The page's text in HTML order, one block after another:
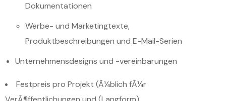
Dokumentationen
Werbe- und Marketingtexte,
Produktbeschreibungen und E-Mail-Serien
Unternehmensdesigns und -vereinbarungen
Festpreis pro Projekt (Ã¼blich fÃ¼r